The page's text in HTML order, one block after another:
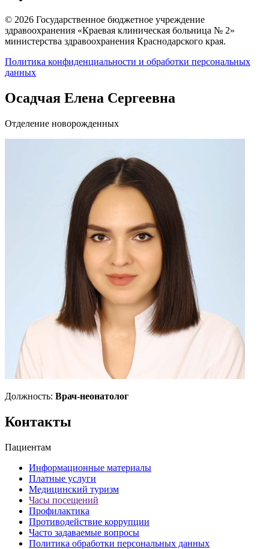
© 2026 Государственное бюджетное учреждение
здравоохранения «Краевая клиническая больница № 2»
министерства здравоохранения Краснодарского края.
Политика конфиденциальности и обработки персональных
данных
Осадчая Елена Сергеевна
Отделение новорожденных
Должность: Врач-неонатолог
Контакты
Пациентам
Информационные материалы
Платные услуги
Медицинский туризм
Часы посещений
Профилактика
Противодействие коррупции
Часто задаваемые вопросы
Политика обработки персональных данных